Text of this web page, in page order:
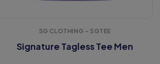
SG CLOTHING - SGTEE
Signature Tagless Tee Men